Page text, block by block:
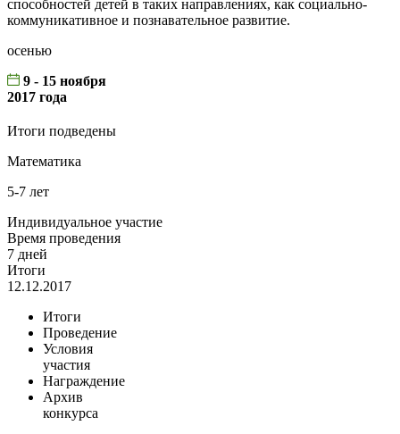
способностей детей в таких направлениях, как социально-
коммуникативное и познавательное развитие.
осенью
9 - 15 ноября
2017 года
Итоги подведены
Математика
5-7 лет
Индивидуальное участие
Время проведения
7 дней
Итоги
12.12.2017
Итоги
Проведение
Условия
участия
Награждение
Архив
конкурса